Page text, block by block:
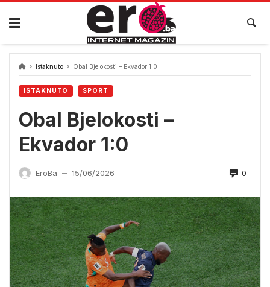
Skip
content
Istaknuto Obal Bjelokosti – Ekvador 1:0
ISTAKNUTO SPORT
Obal Bjelokosti –
Ekvador 1:0
EroBa — 15/06/2026 0